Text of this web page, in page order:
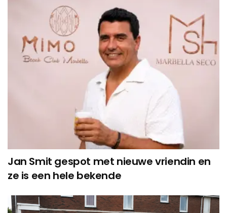
Jan Smit gespot met nieuwe vriendin en
ze is een hele bekende